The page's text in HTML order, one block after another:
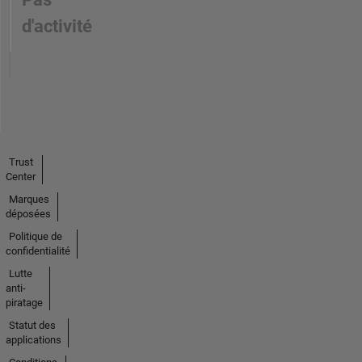
d'activité
Trust
Center
Marques
déposées
Politique de
confidentialité
Lutte
anti-
piratage
Statut des
applications